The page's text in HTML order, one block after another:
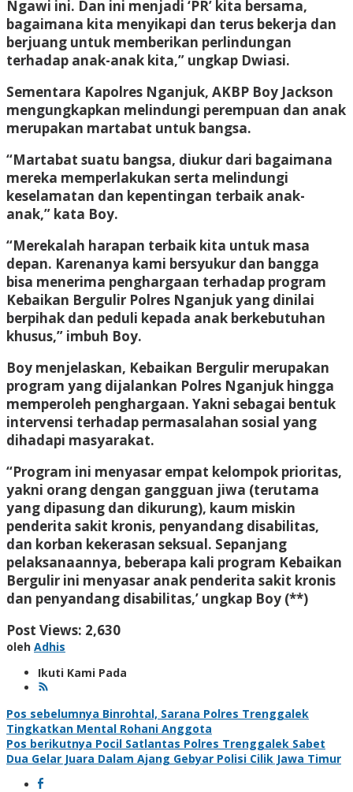
Ngawi ini. Dan ini menjadi ‘PR’ kita bersama,
bagaimana kita menyikapi dan terus bekerja dan
berjuang untuk memberikan perlindungan
terhadap anak-anak kita,” ungkap Dwiasi.
Sementara Kapolres Nganjuk, AKBP Boy Jackson
mengungkapkan melindungi perempuan dan anak
merupakan martabat untuk bangsa.
“Martabat suatu bangsa, diukur dari bagaimana
mereka memperlakukan serta melindungi
keselamatan dan kepentingan terbaik anak-
anak,” kata Boy.
“Merekalah harapan terbaik kita untuk masa
depan. Karenanya kami bersyukur dan bangga
bisa menerima penghargaan terhadap program
Kebaikan Bergulir Polres Nganjuk yang dinilai
berpihak dan peduli kepada anak berkebutuhan
khusus,” imbuh Boy.
Boy menjelaskan, Kebaikan Bergulir merupakan
program yang dijalankan Polres Nganjuk hingga
memperoleh penghargaan. Yakni sebagai bentuk
intervensi terhadap permasalahan sosial yang
dihadapi masyarakat.
“Program ini menyasar empat kelompok prioritas,
yakni orang dengan gangguan jiwa (terutama
yang dipasung dan dikurung), kaum miskin
penderita sakit kronis, penyandang disabilitas,
dan korban kekerasan seksual. Sepanjang
pelaksanaannya, beberapa kali program Kebaikan
Bergulir ini menyasar anak penderita sakit kronis
dan penyandang disabilitas,’ ungkap Boy (**)
Post Views: 2,630
oleh Adhis
Ikuti Kami Pada
Navigasi
pos
Pos sebelumnya Binrohtal, Sarana Polres Trenggalek
Tingkatkan Mental Rohani Anggota
Pos berikutnya Pocil Satlantas Polres Trenggalek Sabet
Dua Gelar Juara Dalam Ajang Gebyar Polisi Cilik Jawa Timur